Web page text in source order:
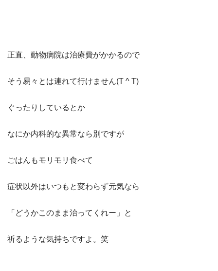
正直、動物病院は治療費がかかるので
そう易々とは連れて行けません(T ^ T)
ぐったりしているとか
なにか内科的な異常なら別ですが
ごはんもモリモリ食べて
症状以外はいつもと変わらず元気なら
「どうかこのまま治ってくれー」と
祈るような気持ちですよ。笑